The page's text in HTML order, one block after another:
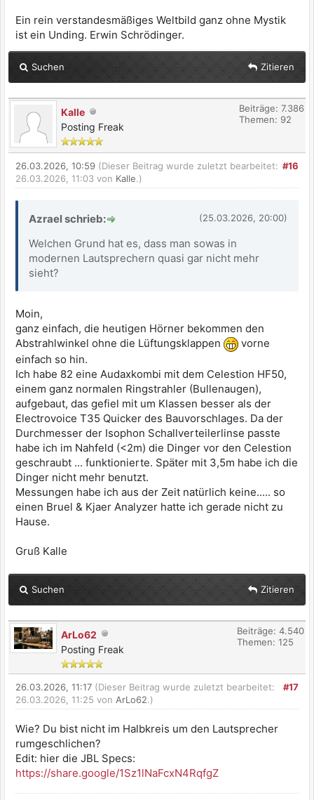
Ein rein verstandesmäßiges Weltbild ganz ohne Mystik
ist ein Unding. Erwin Schrödinger.
Suchen Zitieren
Kalle
Posting Freak
Beiträge: 7.386
Themen: 92
#16
26.03.2026, 10:59 (Dieser Beitrag wurde zuletzt bearbeitet:
26.03.2026, 11:03 von Kalle.)
(25.03.2026, 20:00)
Azrael schrieb:
Welchen Grund hat es, dass man sowas in
modernen Lautsprechern quasi gar nicht mehr
sieht?
Moin,
ganz einfach, die heutigen Hörner bekommen den
Abstrahlwinkel ohne die Lüftungsklappen
vorne
einfach so hin.
Ich habe 82 eine Audaxkombi mit dem Celestion HF50,
einem ganz normalen Ringstrahler (Bullenaugen),
aufgebaut, das gefiel mit um Klassen besser als der
Electrovoice T35 Quicker des Bauvorschlages. Da der
Durchmesser der Isophon Schallverteilerlinse passte
habe ich im Nahfeld (<2m) die Dinger vor den Celestion
geschraubt ... funktionierte. Später mit 3,5m habe ich die
Dinger nicht mehr benutzt.
Messungen habe ich aus der Zeit natürlich keine..... so
einen Bruel & Kjaer Analyzer hatte ich gerade nicht zu
Hause.
Gruß Kalle
Suchen Zitieren
ArLo62
Posting Freak
Beiträge: 4.540
Themen: 125
#17
26.03.2026, 11:17 (Dieser Beitrag wurde zuletzt bearbeitet:
26.03.2026, 11:25 von ArLo62.)
Wie? Du bist nicht im Halbkreis um den Lautsprecher
rumgeschlichen?
Edit: hier die JBL Specs:
https://share.google/1Sz1lNaFcxN4RqfgZ